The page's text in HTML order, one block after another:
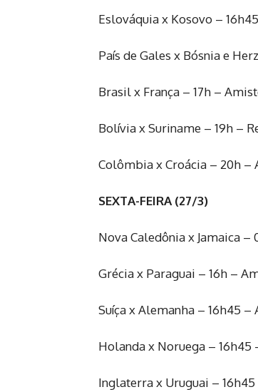
Eslováquia x Kosovo –
País de Gales x Bósnia e
Brasil x França – 17h –
Bolívia x Suriname – 19h –
Colômbia x Croácia – 20h –
SEXTA-FEIRA (27/3)
Nova Caledônia x Jamaica
Grécia x Paraguai – 16h –
Suíça x Alemanha – 16h45 –
Holanda x Noruega – 16h45
Inglaterra x Uruguai –